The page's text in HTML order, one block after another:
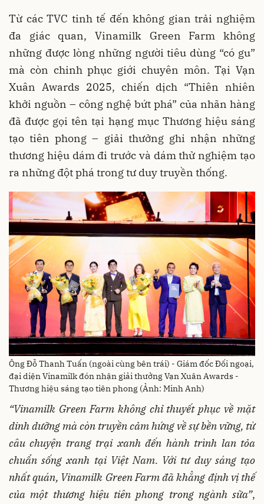
Từ các TVC tinh tế đến không gian trải nghiệm
đa giác quan, Vinamilk Green Farm không
những được lòng những người tiêu dùng “có gu”
mà còn chinh phục giới chuyên môn. Tại Vạn
Xuân Awards 2025, chiến dịch “Thiên nhiên
khởi nguồn – công nghệ bứt phá” của nhãn hàng
đã được gọi tên tại hạng mục Thương hiệu sáng
tạo tiên phong – giải thưởng ghi nhận những
thương hiệu dám đi trước và dám thử nghiệm tạo
ra những đột phá trong tư duy truyền thống.
Ông Đỗ Thanh Tuấn (ngoài cùng bên trái) - Giám đốc Đối ngoại,
đại diện Vinamilk đón nhận giải thưởng Vạn Xuân Awards -
Thương hiệu sáng tạo tiên phong (Ảnh: Minh Anh)
“Vinamilk Green Farm không chỉ thuyết phục về mặt
dinh dưỡng mà còn truyền cảm hứng về sự bền vững, từ
câu chuyện trang trại xanh đến hành trình lan tỏa
chuẩn sống xanh tại Việt Nam. Với tư duy sáng tạo
nhất quán, Vinamilk Green Farm đã khẳng định vị thế
của một thương hiệu tiên phong trong ngành sữa”,